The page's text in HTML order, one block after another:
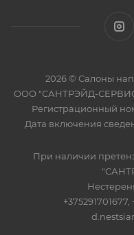
2026 © Салоны
ООО "САНТРЭЙД-СЕРВИС"
Регистрационный
Дата включения
При наличии
+375291701677,